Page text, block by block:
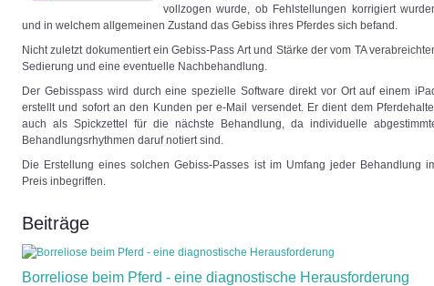
vollzogen wurde, ob Fehlstellungen korrigiert
und in welchem allgemeinen Zustand das Gebiss ihres Pferdes sich befand.
Nicht zuletzt dokumentiert ein Gebiss-Pass Art und Stärke der vom TA
Sedierung und eine eventuelle Nachbehandlung.
Der Gebisspass wird durch eine spezielle Software direkt vor Ort auf einem
erstellt und sofort an den Kunden per e-Mail versendet. Er dient dem
auch als Spickzettel für die nächste Behandlung, da individuelle
Behandlungsrhythmen daruf notiert sind.
Die Erstellung eines solchen Gebiss-Passes ist im Umfang jeder Behandlung
Preis inbegriffen.
Beiträge
Borreliose beim Pferd - eine diagnostische Herausforderung